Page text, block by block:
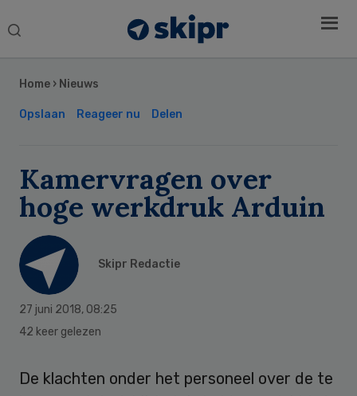
Search
Home › Nieuws
Opslaan Reageer nu Delen
Kamervragen over
hoge werkdruk Arduin
Skipr Redactie
27 juni 2018, 08:25
42 keer gelezen
De klachten onder het personeel over de te
Sidebar